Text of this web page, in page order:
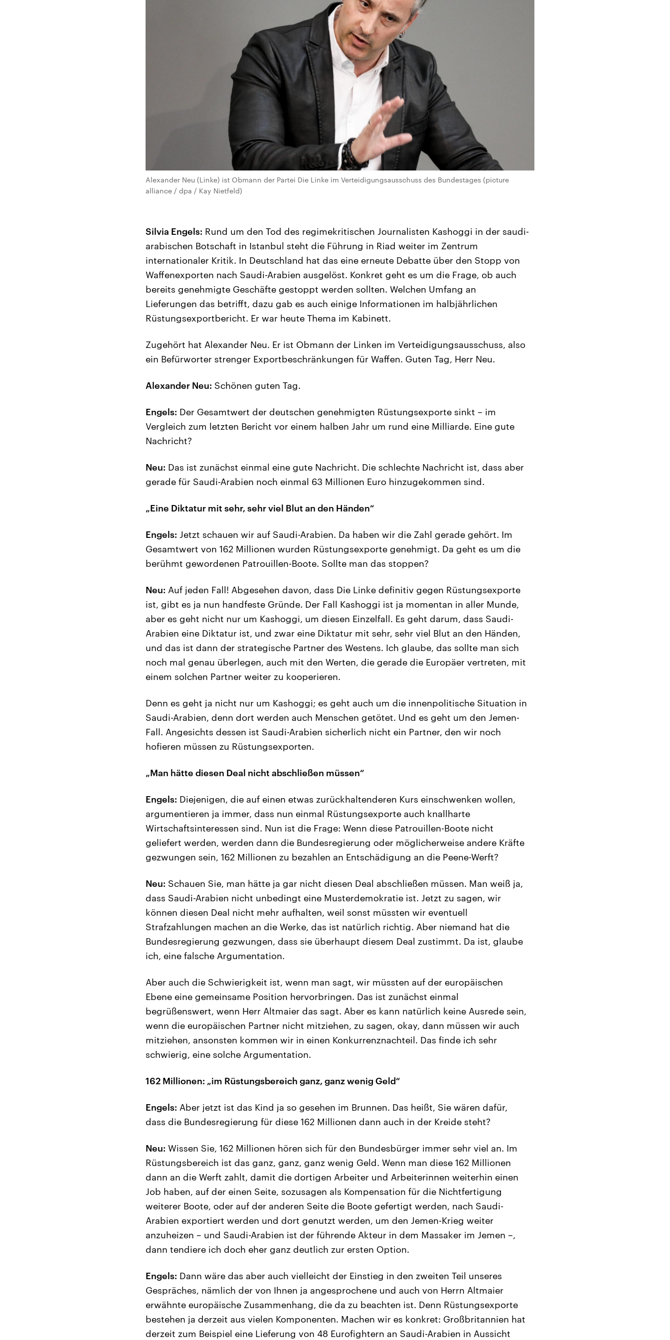
Alexander Neu (Linke) ist Obmann der Partei Die Linke im Verteidigungsausschuss des Bundestages (picture
alliance / dpa / Kay Nietfeld)
Silvia Engels: Rund um den Tod des regimekritischen Journalisten Kashoggi in der saudi-
arabischen Botschaft in Istanbul steht die Führung in Riad weiter im Zentrum
internationaler Kritik. In Deutschland hat das eine erneute Debatte über den Stopp von
Waffenexporten nach Saudi-Arabien ausgelöst. Konkret geht es um die Frage, ob auch
bereits genehmigte Geschäfte gestoppt werden sollten. Welchen Umfang an
Lieferungen das betrifft, dazu gab es auch einige Informationen im halbjährlichen
Rüstungsexportbericht. Er war heute Thema im Kabinett.
Zugehört hat Alexander Neu. Er ist Obmann der Linken im Verteidigungsausschuss, also
ein Befürworter strenger Exportbeschränkungen für Waffen. Guten Tag, Herr Neu.
Alexander Neu: Schönen guten Tag.
Engels: Der Gesamtwert der deutschen genehmigten Rüstungsexporte sinkt – im
Vergleich zum letzten Bericht vor einem halben Jahr um rund eine Milliarde. Eine gute
Nachricht?
Neu: Das ist zunächst einmal eine gute Nachricht. Die schlechte Nachricht ist, dass aber
gerade für Saudi-Arabien noch einmal 63 Millionen Euro hinzugekommen sind.
„Eine Diktatur mit sehr, sehr viel Blut an den Händen“
Engels: Jetzt schauen wir auf Saudi-Arabien. Da haben wir die Zahl gerade gehört. Im
Gesamtwert von 162 Millionen wurden Rüstungsexporte genehmigt. Da geht es um die
berühmt gewordenen Patrouillen-Boote. Sollte man das stoppen?
Neu: Auf jeden Fall! Abgesehen davon, dass Die Linke definitiv gegen Rüstungsexporte
ist, gibt es ja nun handfeste Gründe. Der Fall Kashoggi ist ja momentan in aller Munde,
aber es geht nicht nur um Kashoggi, um diesen Einzelfall. Es geht darum, dass Saudi-
Arabien eine Diktatur ist, und zwar eine Diktatur mit sehr, sehr viel Blut an den Händen,
und das ist dann der strategische Partner des Westens. Ich glaube, das sollte man sich
noch mal genau überlegen, auch mit den Werten, die gerade die Europäer vertreten, mit
einem solchen Partner weiter zu kooperieren.
Denn es geht ja nicht nur um Kashoggi; es geht auch um die innenpolitische Situation in
Saudi-Arabien, denn dort werden auch Menschen getötet. Und es geht um den Jemen-
Fall. Angesichts dessen ist Saudi-Arabien sicherlich nicht ein Partner, den wir noch
hofieren müssen zu Rüstungsexporten.
„Man hätte diesen Deal nicht abschließen müssen“
Engels: Diejenigen, die auf einen etwas zurückhaltenderen Kurs einschwenken wollen,
argumentieren ja immer, dass nun einmal Rüstungsexporte auch knallharte
Wirtschaftsinteressen sind. Nun ist die Frage: Wenn diese Patrouillen-Boote nicht
geliefert werden, werden dann die Bundesregierung oder möglicherweise andere Kräfte
gezwungen sein, 162 Millionen zu bezahlen an Entschädigung an die Peene-Werft?
Neu: Schauen Sie, man hätte ja gar nicht diesen Deal abschließen müssen. Man weiß ja,
dass Saudi-Arabien nicht unbedingt eine Musterdemokratie ist. Jetzt zu sagen, wir
können diesen Deal nicht mehr aufhalten, weil sonst müssten wir eventuell
Strafzahlungen machen an die Werke, das ist natürlich richtig. Aber niemand hat die
Bundesregierung gezwungen, dass sie überhaupt diesem Deal zustimmt. Da ist, glaube
ich, eine falsche Argumentation.
Aber auch die Schwierigkeit ist, wenn man sagt, wir müssten auf der europäischen
Ebene eine gemeinsame Position hervorbringen. Das ist zunächst einmal
begrüßenswert, wenn Herr Altmaier das sagt. Aber es kann natürlich keine Ausrede sein,
wenn die europäischen Partner nicht mitziehen, zu sagen, okay, dann müssen wir auch
mitziehen, ansonsten kommen wir in einen Konkurrenznachteil. Das finde ich sehr
schwierig, eine solche Argumentation.
162 Millionen: „im Rüstungsbereich ganz, ganz wenig Geld“
Engels: Aber jetzt ist das Kind ja so gesehen im Brunnen. Das heißt, Sie wären dafür,
dass die Bundesregierung für diese 162 Millionen dann auch in der Kreide steht?
Neu: Wissen Sie, 162 Millionen hören sich für den Bundesbürger immer sehr viel an. Im
Rüstungsbereich ist das ganz, ganz, ganz wenig Geld. Wenn man diese 162 Millionen
dann an die Werft zahlt, damit die dortigen Arbeiter und Arbeiterinnen weiterhin einen
Job haben, auf der einen Seite, sozusagen als Kompensation für die Nichtfertigung
weiterer Boote, oder auf der anderen Seite die Boote gefertigt werden, nach Saudi-
Arabien exportiert werden und dort genutzt werden, um den Jemen-Krieg weiter
anzuheizen – und Saudi-Arabien ist der führende Akteur in dem Massaker im Jemen –,
dann tendiere ich doch eher ganz deutlich zur ersten Option.
Engels: Dann wäre das aber auch vielleicht der Einstieg in den zweiten Teil unseres
Gespräches, nämlich der von Ihnen ja angesprochene und auch von Herrn Altmaier
erwähnte europäische Zusammenhang, die da zu beachten ist. Denn Rüstungsexporte
bestehen ja derzeit aus vielen Komponenten. Machen wir es konkret: Großbritannien hat
derzeit zum Beispiel eine Lieferung von 48 Eurofightern an Saudi-Arabien in Aussicht